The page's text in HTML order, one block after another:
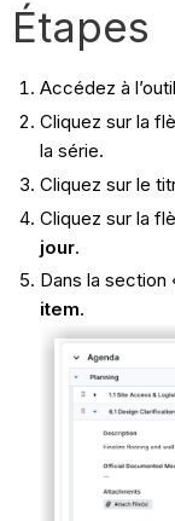
Étapes
Accédez à l’outil
Cliquez sur la
la série.
Cliquez sur le
Cliquez sur la
jour.
Dans la section
item.